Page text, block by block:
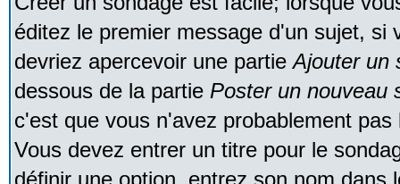
éditez le premier message d'un sujet, si
devriez apercevoir une partieAjouter un
dessous de la partie Poster un nouveau
c'est que vous n'avez probablement
Vous devez entrer un titre pour le
définir une option, entrez son nom dans